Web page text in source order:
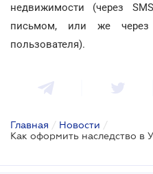
недвижимости (через
письмом, или же через
пользователя).
Главная / Новости /
Как оформить наследство в